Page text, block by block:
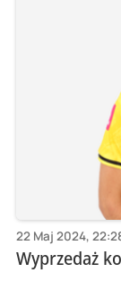
22 Maj 2024,
Wyprzedaż